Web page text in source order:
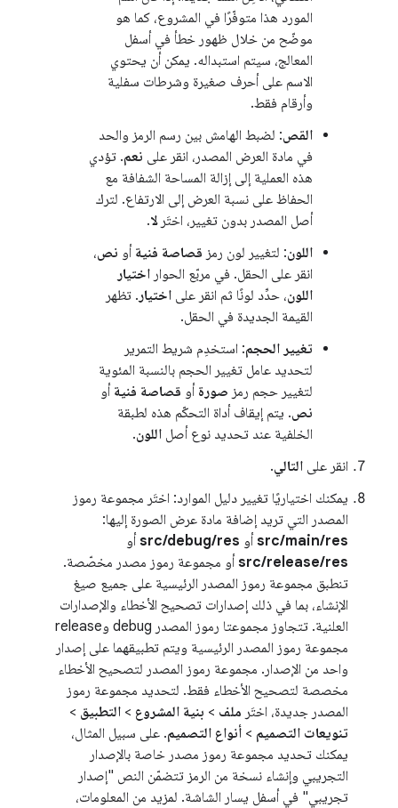
المورد هذا متوفّرًا في المشروع، كما هو
موضّح من خلال ظهور خطأ في أسفل
المعالج، سيتم استبداله. يمكن أن يحتوي
الاسم على أحرف صغيرة وشرطات سفلية
وأرقام فقط.
القص: لضبط الهامش بين رسم الرمز والحد
في مادة العرض المصدر، انقر على نعم. تؤدي
هذه العملية إلى إزالة المساحة الشفافة مع
الحفاظ على نسبة العرض إلى الارتفاع. لترك
أصل المصدر بدون تغيير، اختَرلا.
اللون: لتغيير لون رمز قصاصة فنية أو نص،
انقر على الحقل. في مربّع الحوار اختيار
اللون، حدِّد لونًا ثم انقر على اختيار . تظهر
القيمة الجديدة في الحقل.
تغيير الحجم: استخدِم شريط التمرير
لتحديد عامل تغيير الحجم بالنسبة المئوية
لتغيير حجم رمز صورة أو قصاصة فنية أو
نص. يتم إيقاف أداة التحكّم هذه لطبقة
الخلفية عند تحديد نوع أصل اللون.
انقر على التالي.
يمكنك اختياريًا تغيير دليل الموارد: اختَر مجموعة رموز
المصدر التي تريد إضافة مادة عرض الصورة إليها:
src/main/resأو src/debug/resأو
src/release/resأو مجموعة رموز مصدر مخصّصة.
تنطبق مجموعة رموز المصدر الرئيسية على جميع صيغ
الإنشاء، بما في ذلك إصدارات تصحيح الأخطاء والإصدارات
العلنية. تتجاوز مجموعتا رموز المصدر debug وrelease
مجموعة رموز المصدر الرئيسية ويتم تطبيقهما على إصدار
واحد من الإصدار. مجموعة رموز المصدر لتصحيح الأخطاء
مخصصة لتصحيح الأخطاء فقط. لتحديد مجموعة رموز
المصدر جديدة، اختَر ملف > بنية المشروع > التطبيق >
تنويعات التصميم > أنواع التصميم. على سبيل المثال،
يمكنك تحديد مجموعة رموز مصدر خاصة بالإصدار
التجريبي وإنشاء نسخة من الرمز تتضمّن النص "إصدار
تجريبي" في أسفل يسار الشاشة. لمزيد من المعلومات،